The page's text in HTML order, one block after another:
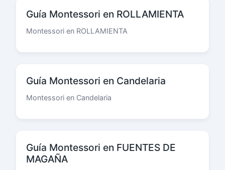
Guía Montessori en ROLLAMIENTA
Montessori en ROLLAMIENTA
Guía Montessori en Candelaria
Montessori en Candelaria
Guía Montessori en FUENTES DE
MAGAÑA